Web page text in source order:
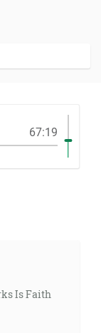
67:19
Is Faith